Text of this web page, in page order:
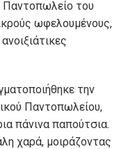
του
ωφελουμένους,
την
Παντοπωλείου,
πάνινα παπούτσια.
χαρά, μοιράζοντας